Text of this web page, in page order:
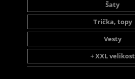
Šaty
Trička, topy
Vesty
+ XXL velikost